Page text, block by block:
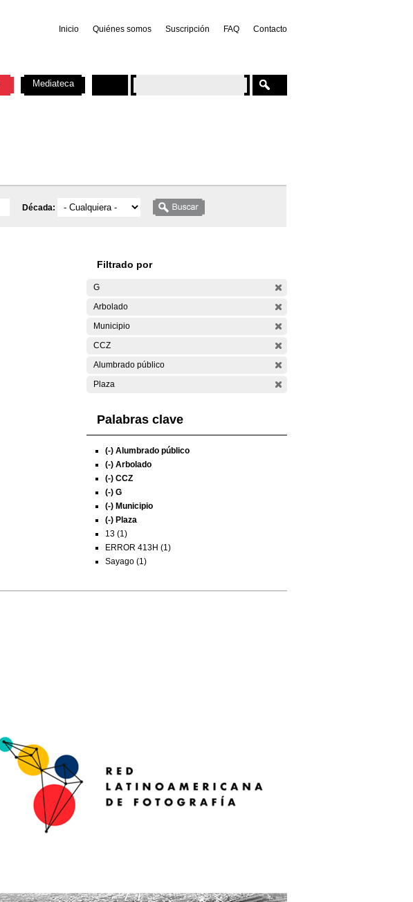
Inicio Quiénes somos Suscripción FAQ Contacto
Década:
Filtrado por
G
Arbolado
Municipio
CCZ
Alumbrado público
Plaza
Palabras clave
(-) Alumbrado público
(-) Arbolado
(-) CCZ
(-) G
(-) Municipio
(-) Plaza
13 (1)
ERROR 413H (1)
Sayago (1)
Mediateca